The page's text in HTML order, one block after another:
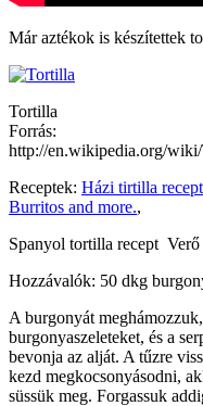
Már aztékok is készítettek
Tortilla
Forrás:
http://en.wikipedia.org/
Receptek: Házi tirtilla
Burritos and more.,
Spanyol tortilla recept
Hozzávalók: 50 dkg
A burgonyát
burgonyaszeleteket, és a
bevonja az alját. A tűzre
kezd megkocsonyásodni,
süssük meg. Forgassuk